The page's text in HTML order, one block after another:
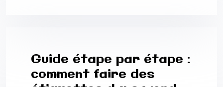
Guide étape par étape :
comment faire des